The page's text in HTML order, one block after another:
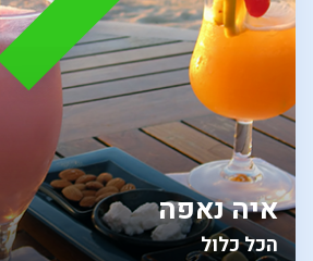
הכל כלול
איה נאפה